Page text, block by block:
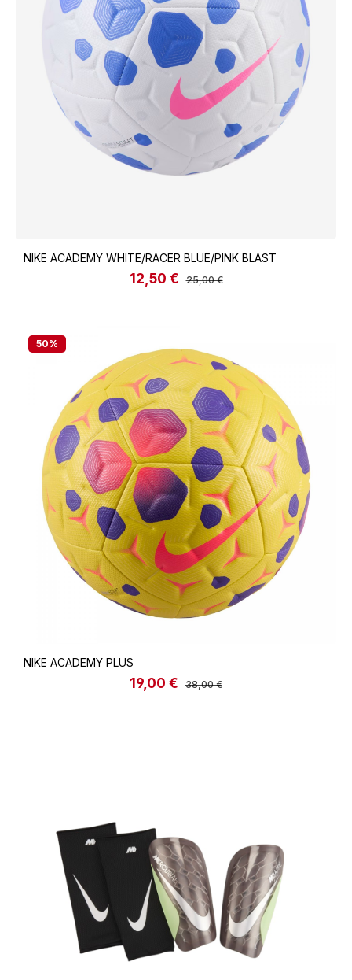
NIKE ACADEMY WHITE/RACER BLUE/PINK BLAST
Verkaufspreis:
12,50 € Regulärer Preis:
25,00 €
50%
NIKE ACADEMY PLUS
Verkaufspreis:
19,00 € Regulärer Preis:
38,00 €